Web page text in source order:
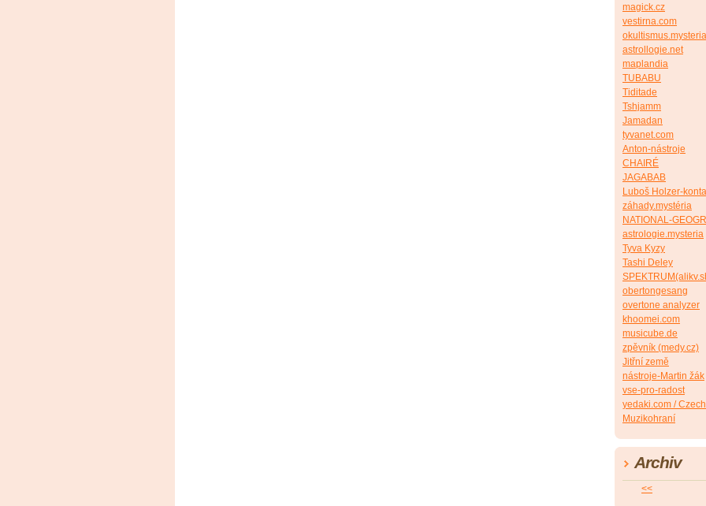
magick.cz
vestirna.com
astrollogie.net
maplandia
TUBABU
Tiditade
Tshjamm
Jamadan
tyvanet.com
Anton-nástroje
CHAIRÉ
JAGABAB
Luboš Holzer-
záhady.mystéria
NATIONAL-
astrologie.mysteria
Tyva Kyzy
Tashi Deley
obertongesang
overtone analyzer
khoomei.com
musicube.de
zpěvník (medy.cz)
Jitřní země
nástroje-Martin žák
vse-pro-radost
yedaki.com /
Muzikohraní
Archiv
<<